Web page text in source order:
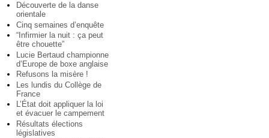
Découverte de la danse
orientale
Cinq semaines d’enquête
“Infirmier la nuit : ça peut
être chouette”
Lucie Bertaud championne
d’Europe de boxe anglaise
Refusons la misère !
Les lundis du Collège de
France
L’État doit appliquer la loi
et évacuer le campement
Résultats élections
législatives